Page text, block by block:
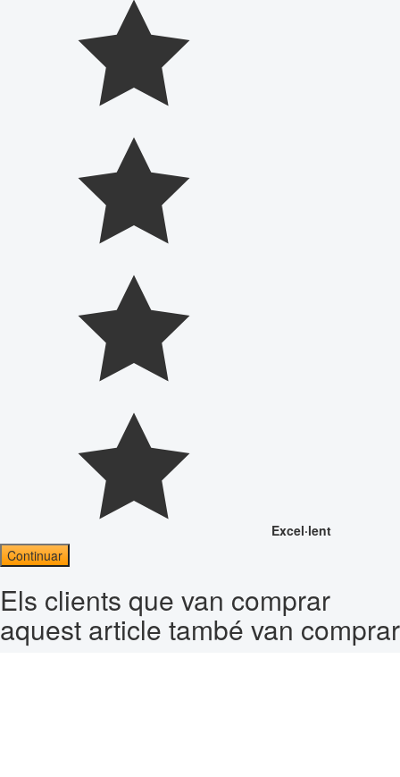
Excel·lent
Continuar
Els clients que van comprar
aquest article també van comprar